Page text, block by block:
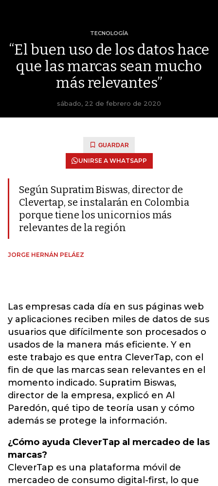
TECNOLOGÍA
“El buen uso de los datos hace
que las marcas sean mucho
más relevantes”
sábado, 22 de febrero de 2020
GUARDAR
UNIRSE A WHATSAPP
Según Supratim Biswas, director de
Clevertap, se instalarán en Colombia
porque tiene los unicornios más
relevantes de la región
JORGE HERNÁN PELÁEZ
Las empresas cada día en sus páginas web
y aplicaciones reciben miles de datos de sus
usuarios que difícilmente son procesados o
usados de la manera más eficiente. Y en
este trabajo es que entra CleverTap, con el
fin de que las marcas sean relevantes en el
momento indicado. Supratim Biswas,
director de la empresa, explicó en Al
Paredón, qué tipo de teoría usan y cómo
además se protege la información.
¿Cómo ayuda CleverTap al mercadeo de las
marcas?
CleverTap es una plataforma móvil de
mercadeo de consumo digital-first, lo que